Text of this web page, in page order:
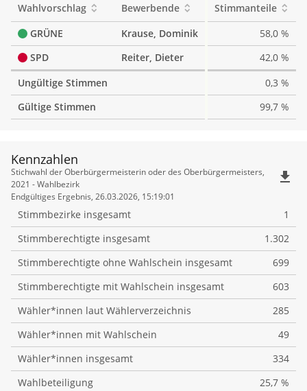
Wahlvorschlag Bewerbende
Stimmanteile
GRÜNE
Krause, Dominik
58,0 %
SPD
Reiter, Dieter
42,0 %
Ungültige Stimmen
0,3 %
Gültige Stimmen
99,7 %
Kennzahlen
Kennzahlen
Stichwahl der Oberbürgermeisterin oder des Oberbürgermeisters,
2021 - Wahlbezirk
Endgültiges Ergebnis, 26.03.2026, 15:19:01
file_download
Stimmbezirke insgesamt
1
Stimmberechtigte insgesamt
1.302
Stimmberechtigte ohne Wahlschein insgesamt
699
Stimmberechtigte mit Wahlschein insgesamt
603
Wähler*innen laut Wählerverzeichnis
285
Wähler*innen mit Wahlschein
49
Wähler*innen insgesamt
334
Wahlbeteiligung
25,7 %